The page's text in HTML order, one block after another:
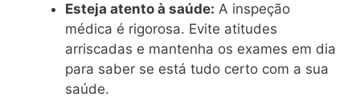
Esteja atento à saúde: A inspeção
médica é rigorosa. Evite atitudes
arriscadas e mantenha os exames em dia
para saber se está tudo certo com a sua
saúde.